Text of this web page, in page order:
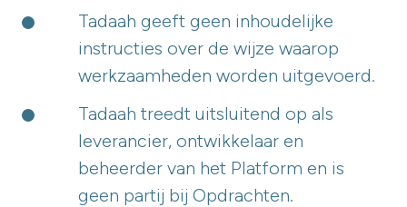
Tadaah geeft geen inhoudelijke
instructies over de wijze waarop
werkzaamheden worden uitgevoerd.
Tadaah treedt uitsluitend op als
leverancier, ontwikkelaar en
beheerder van het Platform en is
geen partij bij Opdrachten.